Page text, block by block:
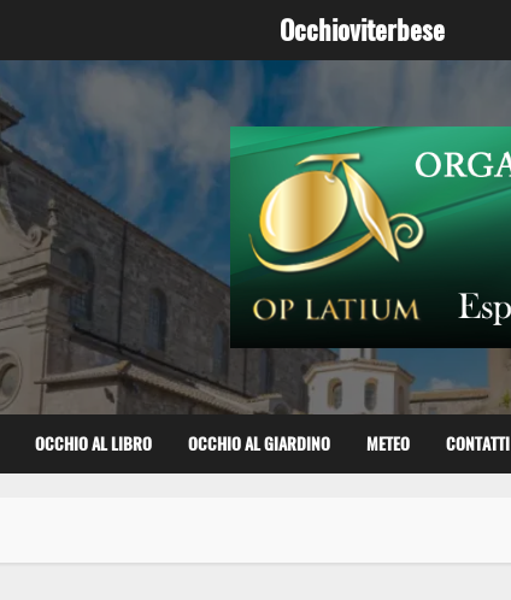
Occhioviterbese
OCCHIO AL LIBRO OCCHIO AL GIARDINO METEO CONTATTI